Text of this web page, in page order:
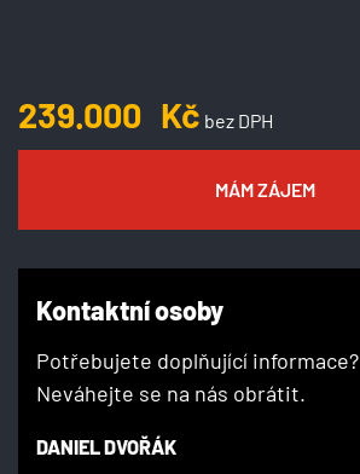
239.000 Kč bez DPH
MÁM ZÁJEM
Kontaktní osoby
Potřebujete doplňující informace?
Neváhejte se na nás obrátit.
DANIEL DVOŘÁK